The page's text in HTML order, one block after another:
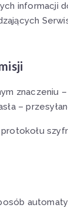
informacji
znaczeniu
–